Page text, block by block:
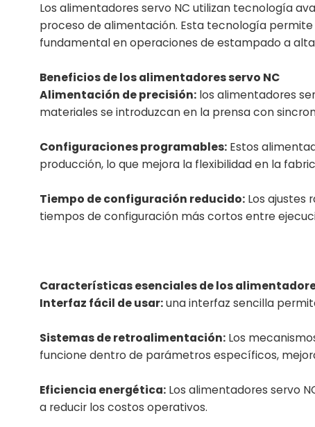
Los alimentadores servo NC utilizan tecnología
proceso de alimentación. Esta tecnología
fundamental en operaciones de estampado a
Beneficios de los alimentadores servo NC
Alimentación de precisión:los alimentadores
materiales se introduzcan en la prensa con
Configuraciones programables:Estos
producción, lo que mejora la flexibilidad en la
Tiempo de configuración reducido:Los ajustes
tiempos de configuración más cortos entre
Características esenciales de los
Interfaz fácil de usar:una interfaz sencilla
Sistemas de retroalimentación:Los
funcione dentro de parámetros específicos,
Eficiencia energética:Los alimentadores servo
a reducir los costos operativos.